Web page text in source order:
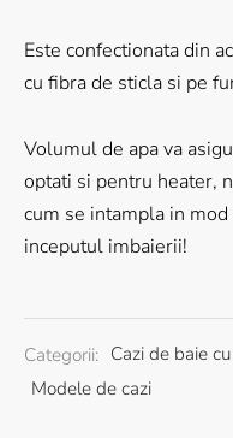
Este confectionata din
cu fibra de sticla si pe
Volumul de apa va
optati si pentru heater,
cum se intampla in
inceputul imbaierii!
Categorii: Cazi de baie
Modele de cazi